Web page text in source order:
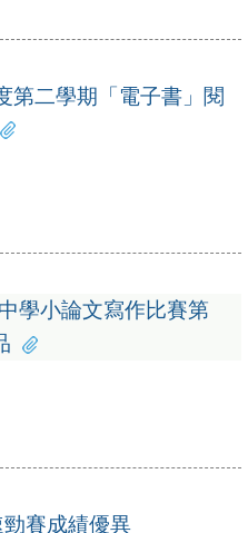
第二學期「電子書」閱
學小論文寫作比賽第
賽成績優異